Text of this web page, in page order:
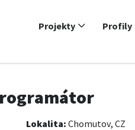
Projekty Profily
Lokalita: Chomutov, CZ